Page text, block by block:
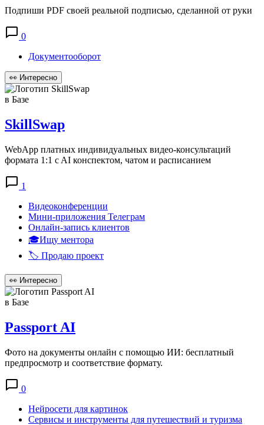
Подпиши PDF своей реальной подписью, сделанной от руки
0
Документооборот
👀 Интересно
в Базе
SkillSwap
WebApp платных индивидуальных видео-консультаций
формата 1:1 c AI конспектом, чатом и расписанием
1
Видеоконференции
Мини-приложения Телеграм
Онлайн-запись клиентов
🎓Ищу ментора
🏷️ Продаю проект
👀 Интересно
в Базе
Passport AI
Фото на документы онлайн с помощью ИИ: бесплатный
предпросмотр и соответствие формату.
0
Нейросети для картинок
Сервисы и инструменты для путешествий и туризма